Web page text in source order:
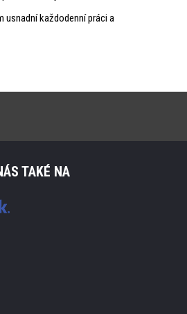
každodenní práci a
TAKÉ NA